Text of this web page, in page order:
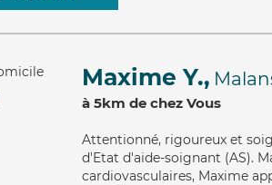
Maxime Y.,
à 5km de chez Vous
Attentionné, rigoureux et
d'Etat d'aide-soignant (AS).
cardiovasculaires, Maxime